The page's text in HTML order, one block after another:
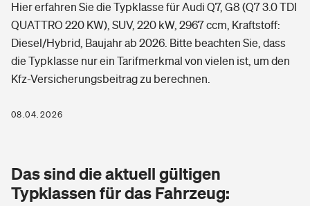
Grundfähigkeitsversicherung
Arbeitsrechtsschutz
Berufshaftpflichtversicherung
Zur Übersicht
Tools
Elementarversicherung
Glasversicherung
Freizeit
Pri­vate Haft­pflicht­
Kinderunfall­ver­si­che­rung
Gesundheit
Private Krankenversicherung
Dread-Disease-Versicherung
Hier erfahren Sie die Typklasse für Audi Q7, G8 (Q7 3.0 TDI
QUATTRO 220 KW), SUV, 220 kW, 2967 ccm, Kraftstoff:
Diesel/Hybrid, Baujahr ab 2026. Bitte beachten Sie, dass
die Typklasse nur ein Tarifmerkmal von vielen ist, um den
Kfz-Versicherungsbeitrag zu berechnen.
08.04.2026
Das sind die aktuell gültigen
Typklassen für das Fahrzeug: